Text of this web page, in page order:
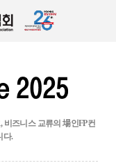
비즈니스 교류의 場인FP컨
다.